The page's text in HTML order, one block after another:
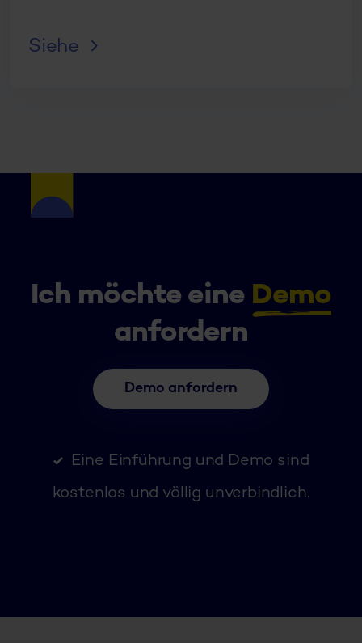
Siehe
Ich möchte eine Demo
anfordern
Demo anfordern
Eine Einführung und Demo sind
kostenlos und völlig unverbindlich.